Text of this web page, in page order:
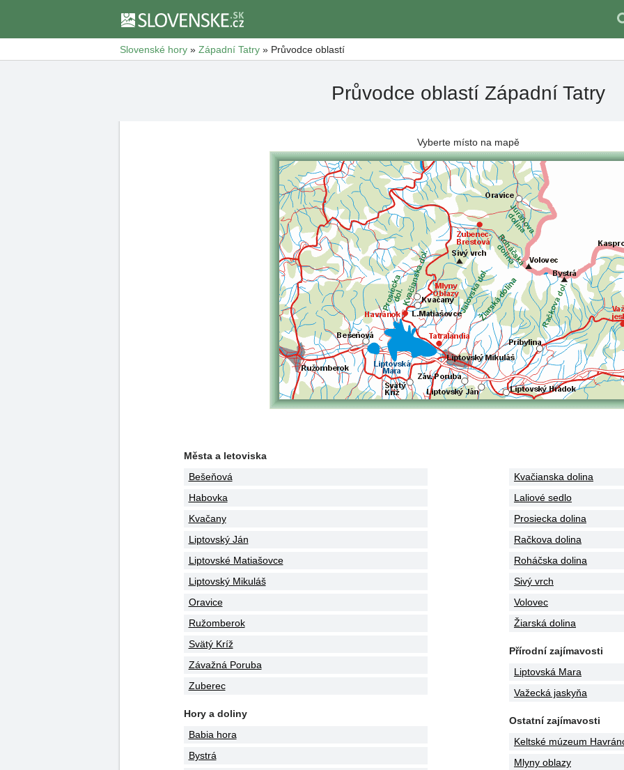
Slovenské hory » Západní Tatry » Průvodce oblastí
Průvodce oblastí Západní Tatry
Vyberte místo na mapě
Města a letoviska
Bešeňová
Habovka
Kvačany
Liptovský Ján
Liptovské Matiašovce
Liptovský Mikuláš
Oravice
Ružomberok
Svätý Kríž
Závažná Poruba
Zuberec
Hory a doliny
Babia hora
Bystrá
Kvačianska dolina
Laliové sedlo
Prosiecka dolina
Račkova dolina
Roháčska dolina
Sivý vrch
Volovec
Žiarská dolina
Přírodní zajímavosti
Liptovská Mara
Važecká jaskyňa
Ostatní zajímavosti
Keltské múzeum
Mlyny oblazy